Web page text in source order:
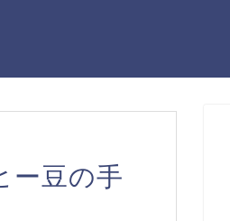
ー豆の手